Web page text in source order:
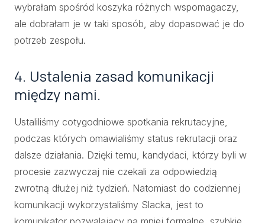
wybrałam spośród koszyka różnych wspomagaczy,
ale dobrałam je w taki sposób, aby dopasować je do
potrzeb zespołu.
4. Ustalenia zasad komunikacji
między nami.
Ustaliliśmy cotygodniowe spotkania rekrutacyjne,
podczas których omawialiśmy status rekrutacji oraz
dalsze działania. Dzięki temu, kandydaci, którzy byli w
procesie zazwyczaj nie czekali za odpowiedzią
zwrotną dłużej niż tydzień. Natomiast do codziennej
komunikacji wykorzystaliśmy Slacka, jest to